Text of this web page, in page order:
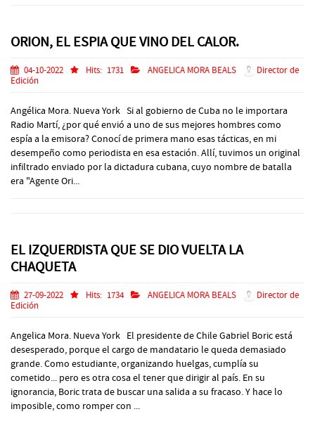
ORION, EL ESPIA QUE VINO DEL CALOR.
04-10-2022 Hits: 1731 ANGELICA MORA BEALS
Director de
Edición
Angélica Mora. Nueva York Si al gobierno de Cuba no le importara
Radio Martí, ¿por qué envió a uno de sus mejores hombres como
espía a la emisora? Conocí de primera mano esas tácticas, en mi
desempeño como periodista en esa estación. Allí, tuvimos un original
infiltrado enviado por la dictadura cubana, cuyo nombre de batalla
era "Agente Ori...
EL IZQUERDISTA QUE SE DIO VUELTA LA
CHAQUETA
27-09-2022 Hits: 1734 ANGELICA MORA BEALS
Director de
Edición
Angelica Mora. Nueva York El presidente de Chile Gabriel Boric está
desesperado, porque el cargo de mandatario le queda demasiado
grande. Como estudiante, organizando huelgas, cumplía su
cometido... pero es otra cosa el tener que dirigir al país. En su
ignorancia, Boric trata de buscar una salida a su fracaso. Y hace lo
imposible, como romper con ...